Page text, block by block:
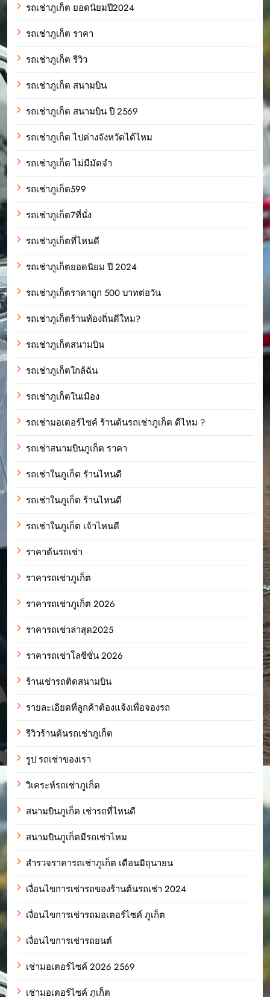
รถเช่าภูเก็ต ยอดนิยมปี2024
รถเช่าภูเก็ต ราคา
รถเช่าภูเก็ต รีวิว
รถเช่าภูเก็ต สนามบิน
รถเช่าภูเก็ต สนามบิน ปี 2569
รถเช่าภูเก็ต ไปต่างจังหวัดได้ไหม
รถเช่าภูเก็ต ไม่มีมัดจำ
รถเช่าภูเก็ต599
รถเช่าภูเก็ต7ที่นั่ง
รถเช่าภูเก็ตที่ไหนดี
รถเช่าภูเก็ตยอดนิยม ปี 2024
รถเช่าภูเก็ตราคาถูก 500 บาทต่อวัน
รถเช่าภูเก็ตร้านท้องถิ่นดีใหม?
รถเช่าภูเก็ตสนามบิน
รถเช่าภูเก็ตใกล้ฉัน
รถเช่าภูเก็ตในเมือง
รถเช่ามอเตอร์ไซค์ ร้านต้นรถเช่าภูเก็ต ดีไหม ?
รถเช่าสนามบินภูเก็ต ราคา
รถเช่าในภูเก็ต รัานไหนดี
รถเช่าในภูเก็ต ร้านไหนดี
รถเช่าในภูเก็ต เจ้าไหนดี
ราคาต้นรถเช่า
ราคารถเช่าภูเก็ต
ราคารถเช่าภูเก็ต 2026
ราคารถเช่าล่าสุด2025
ราคารถเช่าโลซีซั่น 2026
ร้านเช่ารถติดสนามบิน
รายละเอียดที่ลูกค้าต้องแจ้งเพื่อจองรถ
รีวิวร้านต้นรถเช่าภูเก็ต
รูป รถเช่าของเรา
วิเคระห์รถเช่าภูเก็ต
สนามบินภูเก็ต เช่ารถที่ไหนดี
สนามบินภูเก็ตมีรถเช่าไหม
สำรวจราคารถเช่าภูเก็ต เดือนมิถุนายน
เงื่อนไขการเช่ารถของร้านต้นรถเช่า 2024
เงื่อนไขการเช่ารถมอเตอร์ไซค์ ภูเก็ต
เงื่อนไขการเช่ารถยนต์
เช่ามอเตอร์ไซค์ 2026 2569
เช่ามอเตอร์ไซค์ ภูเก็ต